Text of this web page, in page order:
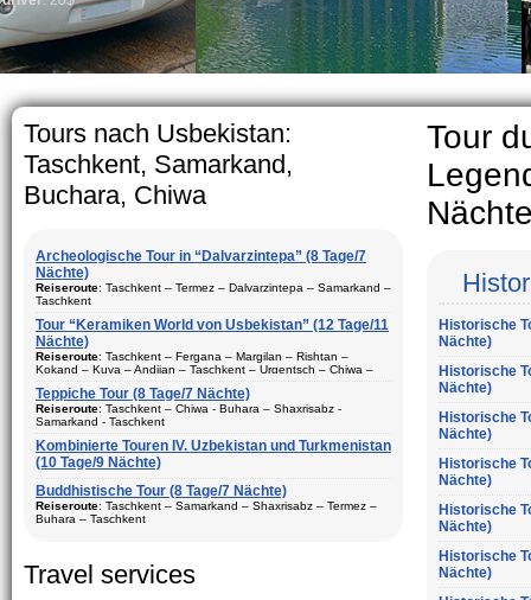
marriages is significantly
percentage of divorce
in the world. According to
family is regarded as
The usual Uzbek family,
rather big. On the average,
5-6 children.
Tours nach Usbekistan:
Taschkent, Samarkand,
Buchara, Chiwa
Archeologische Tour in “Dalvarzintepa” (8 Tage/7
Nächte)
Reiseroute: Taschkent – Termez – Dalvarzintepa – Samarkand –
Taschkent
Dauer : 8 Tage/7 Nächte
Bewegungtyp: Fluglinie und Reisebus
Dalvarzintepa (3)
Saison: ganzes Jahr
Aufenhalt: In den Hotels, privaten Haus und Expeditions-Basis
Beschreibung:Reisen in den touristischen Städte
vonUsbekistan. Das beste Programm für den Besuch der
archäologischen Stätten von Surkhandarya Region
Tour “Keramiken World von Usbekistan” (12 Tage/11
Nächte)
Reiseroute: Taschkent – Fergana – Margilan – Rishtan –
Kokand – Kuva – Andijan – Taschkent – Urgentsch – Chiwa –
Dauer: 12 Tage/11 Nächte
Besuch Stadte: Taschkent (3) – Fergana (3) – Margilan –
Rishtan – Kokand – Kuva – Andijan – Chiwa (1) – Buchara (2) –
Gijduvan – Samarkand (2)
Saison: ganzes Jahr
Beschreibung:
Reisen in den größten touristischen Städte
vonUsbekistan. Tour besteht aus Keramik-Kunst, historische und
Teppiche Tour (8 Tage/7 Nächte)
Reiseroute: Tasсhkent – Chiwa - Buhara – Shaxrisabz -
Samarkand - Taschkent
:
Dauer: 8 Tage, 7 Nächte
Bewegungtyp: Fluglinie ungd Reisebus
Besuch Stadte: Chiwa(1) - Taschkent (2) - Samarkand (2) -
Saison
: ganzes Jahr
Kombinierte Touren IV. Uzbekistan und Turkmenistan
(10 Tage/9 Nächte)
Buddhistische Tour (8 Tage/7 Nächte)
Reiseroute: Taschkent – Samarkand – Shaxrisabz – Termez –
Buhara – Taschkent
Bewegungtyp: Fluglinie und Reisebus
Travel services
Tour
Historische
Nächte)
Historische
Nächte)
Historische
Nächte)
Historische
Nächte)
Historische
Nächte)
Historische
Nächte)